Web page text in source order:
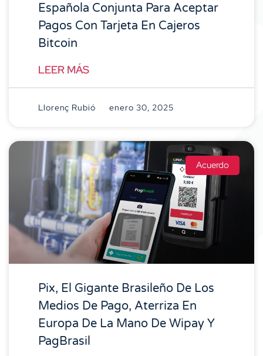
Española Conjunta Para Aceptar
Pagos Con Tarjeta En Cajeros
Bitcoin
LEER MÁS
Llorenç Rubió enero 30, 2025
Acuerdo
Pix, El Gigante Brasileño De Los
Medios De Pago, Aterriza En
Europa De La Mano De Wipay Y
PagBrasil